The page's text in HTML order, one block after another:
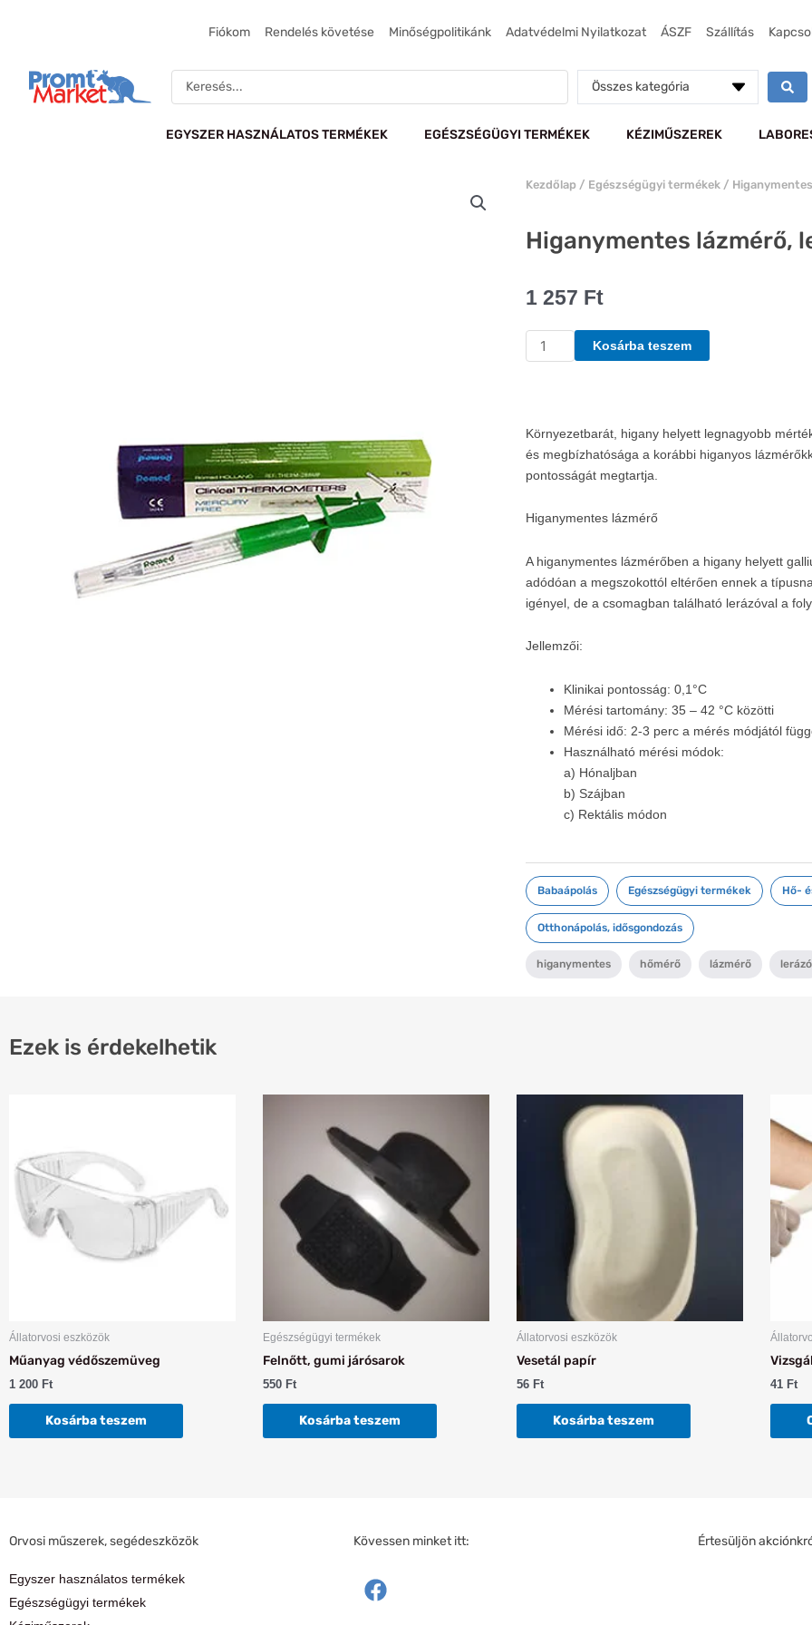
Fiókom Rendelés követése Minőségpolitikánk Adatvédelmi Nyilatkozat ÁSZF Szállítás
Search
...
Összes kategória
EGYSZER HASZNÁLATOS TERMÉKEK EGÉSZSÉGÜGYI TERMÉKEK KÉZIMŰSZEREK
Kezdőlap / Egészségügyi termékek /
Higanymentes lázmérő,
1 257 Ft
Higanymentes
lázmérő,
Kosárba teszem
Környezetbarát, higany helyett legnagyobb
és megbízhatósága a korábbi higanyos
pontosságát megtartja.
Higanymentes lázmérő
A higanymentes lázmérőben a higany helyett
adódóan a megszokottól eltérően ennek a
igényel, de a csomagban található lerázóval a
Jellemzői:
Klinikai pontosság: 0,1°C
Mérési tartomány: 35 – 42 °C közötti
Mérési idő: 2-3 perc a mérés módjától
Használható mérési módok:
a) Hónaljban
b) Szájban
c) Rektális módon
Babaápolás Egészségügyi termékek Hő-
Otthonápolás, idősgondozás
higanymentes hőmérő lázmérő lerázó
Ezek is érdekelhetik
Állatorvosi eszközök
Műanyag védőszemüveg
1 200 Ft
Kosárba teszem
Egészségügyi termékek
Felnőtt, gumi járósarok
550 Ft
Kosárba teszem
Állatorvosi eszközök
Vesetál papír
56 Ft
Kosárba teszem
41 Ft
Orvosi műszerek, segédeszközök
Egyszer használatos termékek
Egészségügyi termékek
Kövessen minket itt:
F
a
Értesüljön